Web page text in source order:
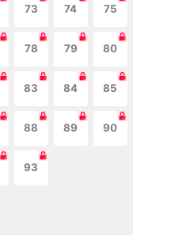
73 74 75
78 79 80
83 84 85
88 89 90
93